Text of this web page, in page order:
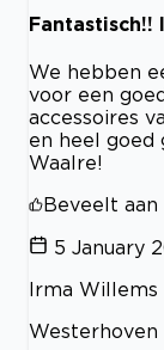
Fantastisch!!
We hebben
voor een
accessoires
en heel goed
Waalre!
Beveelt aan
5 January
Irma Willems
Westerhoven